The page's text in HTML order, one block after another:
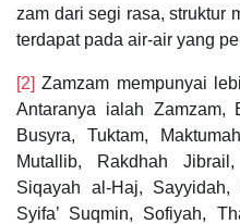
zam dari segi rasa, struktur
terdapat pada air-air yang
[2] Zamzam mempunyai
Antaranya ialah Zamzam,
Busyra, Tuktam,
Mutallib, Rakdhah
Siqayah al-Haj, Sayyidah,
Syifa’ Suqmin, Sofiyah,